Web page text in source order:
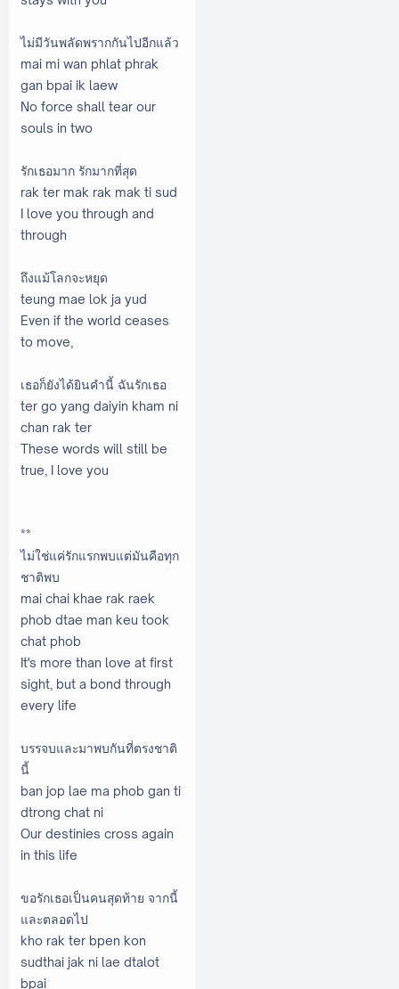
ไม่มีวันพลัดพรากกันไปอีกแล้ว
mai mi wan phlat phrak
gan bpai ik laew
No force shall tear our
souls in two
รักเธอมาก รักมากที่สุด
rak ter mak rak mak ti sud
I love you through and
through
ถึงแม้โลกจะหยุด
teung mae lok ja yud
Even if the world ceases
to move,
เธอก็ยังได้ยินคำนี้ ฉันรักเธอ
ter go yang daiyin kham ni
chan rak ter
These words will still be
true, I love you
**
ไม่ใช่แค่รักแรกพบแต่มันคือทุก
ชาติพบ
mai chai khae rak raek
phob dtae man keu took
chat phob
It's more than love at first
sight, but a bond through
every life
บรรจบและมาพบกันที่ตรงชาติ
นี้
ban jop lae ma phob gan ti
dtrong chat ni
Our destinies cross again
in this life
ขอรักเธอเป็นคนสุดท้าย จากนี้
และตลอดไป
kho rak ter bpen kon
sudthai jak ni lae dtalot
bpai